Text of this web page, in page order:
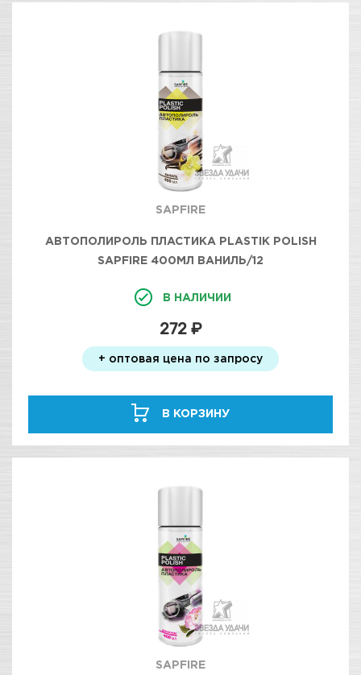
SAPFIRE
АВТОПОЛИРОЛЬ ПЛАСТИКА PLASTIK POLISH
SAPFIRE 400МЛ ВАНИЛЬ/12
В НАЛИЧИИ
272 ₽
+ оптовая цена по запросу
В КОРЗИНУ
SAPFIRE